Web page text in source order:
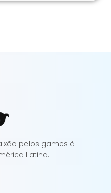
pelos games à
Latina.